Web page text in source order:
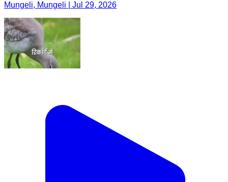
Mungeli, Mungeli | Jul 29, 2026